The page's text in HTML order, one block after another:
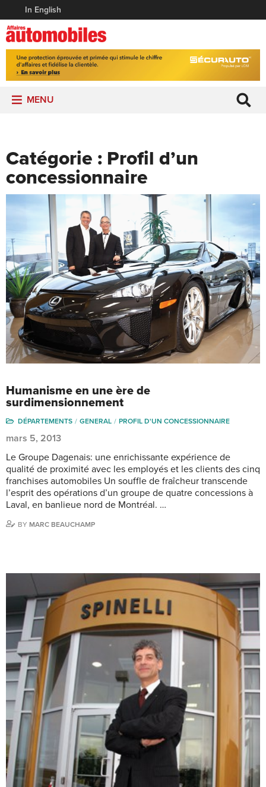
In English
MENU
Catégorie : Profil d’un
concessionnaire
Humanisme en une ère de
surdimensionnement
DÉPARTEMENTS GENERAL PROFIL D'UN CONCESSIONNAIRE
mars 5, 2013
Le Groupe Dagenais: une enrichissante expérience de
qualité de proximité avec les employés et les clients des cinq
franchises automobiles Un souffle de fraîcheur transcende
l’esprit des opérations d’un groupe de quatre concessions à
Laval, en banlieue nord de Montréal. …
BY MARC BEAUCHAMP